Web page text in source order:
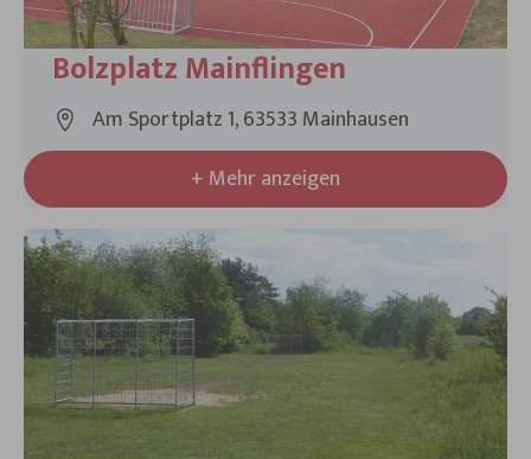
Bolzplatz Mainflingen
Am Sportplatz 1, 63533 Mainhausen
+ Mehr anzeigen